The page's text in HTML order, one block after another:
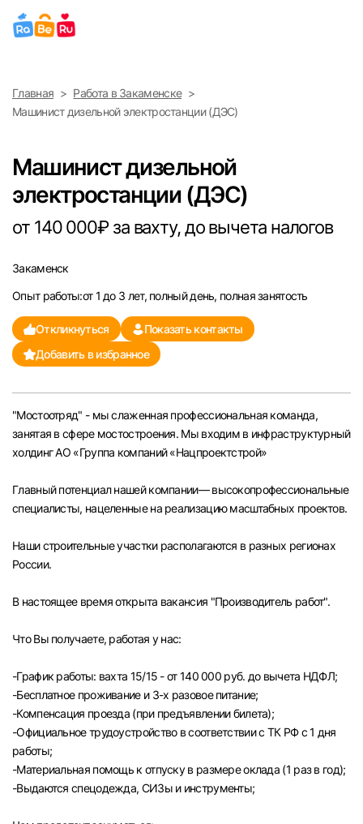
Найти работу Найти сотрудника
Выберите город
Санкт-Петербург
Саратов
Казань
Пермь
Оренбург
Волгоград
Ульяновск
Курган
Уфа
Главная
Работа в Закаменске
Машинист дизельной электростанции (ДЭС)
Машинист дизельной
электростанции (ДЭС)
от 140 000₽ за вахту, до вычета налогов
Закаменск
Опыт работы:от 1 до 3 лет, полный день, полная занятость
Откликнуться
Показать контакты
Добавить в избранное
"Мостоотряд" - мы слаженная профессиональная команда,
занятая в сфере мостостроения. Мы входим в инфраструктурный
холдинг АО «Группа компаний «Нацпроектстрой»
Главный потенциал нашей компании— высокопрофессиональные
специалисты, нацеленные на реализацию масштабных проектов.
Наши строительные участки располагаются в разных регионах
России.
В настоящее время открыта вакансия "Производитель работ".
Что Вы получаете, работая у нас:
-График работы: вахта 15/15 - от 140 000 руб. до вычета НДФЛ;
-Бесплатное проживание и 3-х разовое питание;
-Компенсация проезда (при предъявлении билета);
-Официальное трудоустройство в соответствии с ТК РФ с 1 дня
работы;
-Материальная помощь к отпуску в размере оклада (1 раз в год);
-Выдаются спецодежда, СИЗы и инструменты;